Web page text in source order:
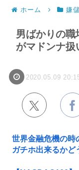
ホーム 嫌儲
男ばかりの
がマドンナ扱
2020.05.09
世界金融危機の時
ガチホ出来るかど